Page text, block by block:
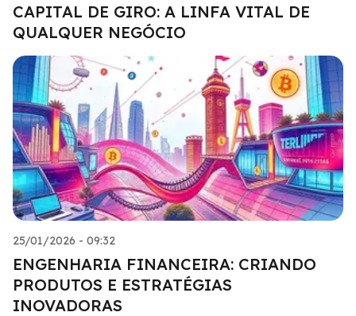
CAPITAL DE GIRO: A LINFA VITAL DE
QUALQUER NEGÓCIO
25/01/2026 - 09:32
ENGENHARIA FINANCEIRA: CRIANDO
PRODUTOS E ESTRATÉGIAS
INOVADORAS